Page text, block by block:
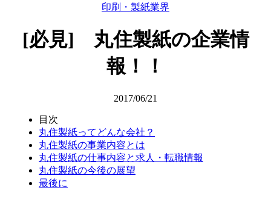
印刷・製紙業界
[必見] 丸住製紙の企業情
報！！
2017/06/21
目次
丸住製紙ってどんな会社？
丸住製紙の事業内容とは
丸住製紙の仕事内容と求人・転職情報
丸住製紙の今後の展望
最後に